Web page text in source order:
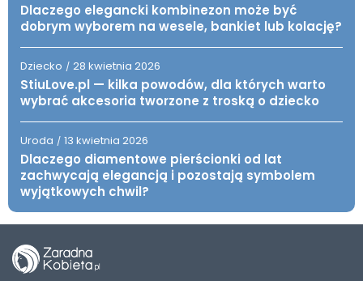
Dlaczego elegancki kombinezon może być
dobrym wyborem na wesele, bankiet lub kolację?
Dziecko / 28 kwietnia 2026
StiuLove.pl — kilka powodów, dla których warto
wybrać akcesoria tworzone z troską o dziecko
Uroda / 13 kwietnia 2026
Dlaczego diamentowe pierścionki od lat
zachwycają elegancją i pozostają symbolem
wyjątkowych chwil?